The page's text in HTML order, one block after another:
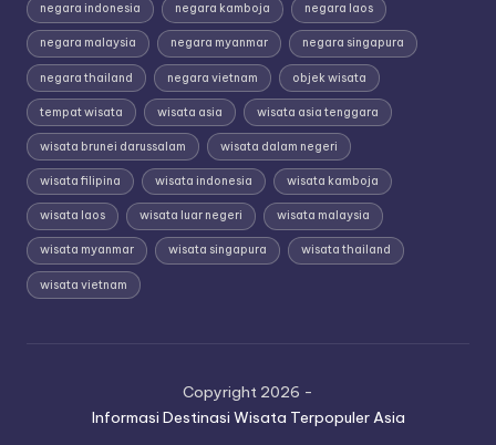
negara indonesia negara kamboja negara laos
negara malaysia negara myanmar negara singapura
negara thailand negara vietnam objek wisata
tempat wisata wisata asia wisata asia tenggara
wisata brunei darussalam wisata dalam negeri
wisata filipina wisata indonesia wisata kamboja
wisata laos wisata luar negeri wisata malaysia
wisata myanmar wisata singapura wisata thailand
wisata vietnam
Copyright 2026 -
Informasi Destinasi Wisata Terpopuler Asia